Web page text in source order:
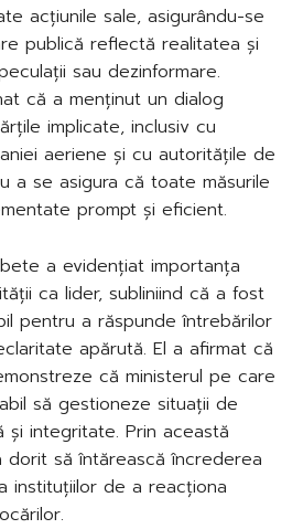
acțiunile sale, asigurându-se
publică reflectă realitatea și
sau dezinformare.
că a menținut un dialog
implicate, inclusiv cu
aeriene și cu autoritățile de
a se asigura că toate măsurile
prompt și eficient.
a evidențiat importanța
ca lider, subliniind că a fost
pentru a răspunde întrebărilor
apărută. El a afirmat că
că ministerul pe care
să gestioneze situații de
integritate. Prin această
dorit să întărească încrederea
instituțiilor de a reacționa